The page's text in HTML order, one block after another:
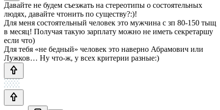
Давайте не будем съезжать на стереотипы о состоятельных
людях, давайте чтонить по существу?:)!
Для меня состоятельный человек это мужчина с зп 80-150 тыщ
в месяц! Получая такую зарплату можно не иметь секретаршу
если что)
Для тебя «не бедный» человек это наверно Абрамович или
Лужков… Ну что-ж, у всех критерии разные:)